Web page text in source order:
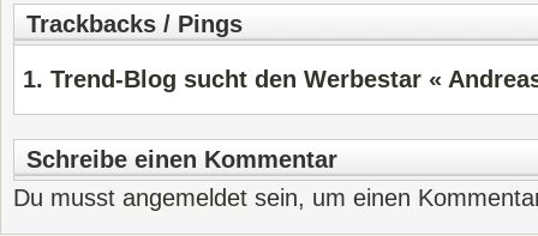
Trackbacks / Pings
Trend-Blog sucht den Werbestar «
Schreibe einen Kommentar
Du musst angemeldet sein, um einen